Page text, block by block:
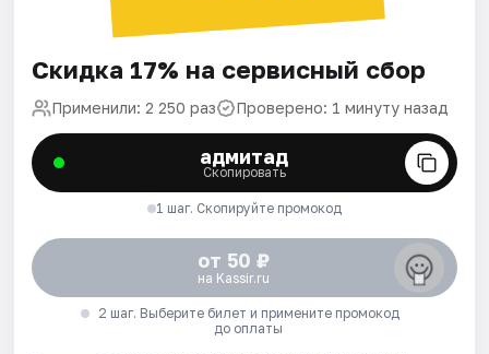
Скидка 17% на сервисный сбор
Применили: 2 250 раз Проверено: 1 минуту назад
адмитад
Скопировать
1 шаг. Скопируйте промокод
от 50 ₽
на Kassir.ru
2 шаг. Выберите билет и примените промокод
до оплаты